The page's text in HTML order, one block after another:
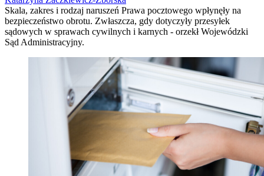
Skala, zakres i rodzaj naruszeń Prawa pocztowego wpłynęły na
bezpieczeństwo obrotu. Zwłaszcza, gdy dotyczyły przesyłek
sądowych w sprawach cywilnych i karnych - orzekł Wojewódzki
Sąd Administracyjny.